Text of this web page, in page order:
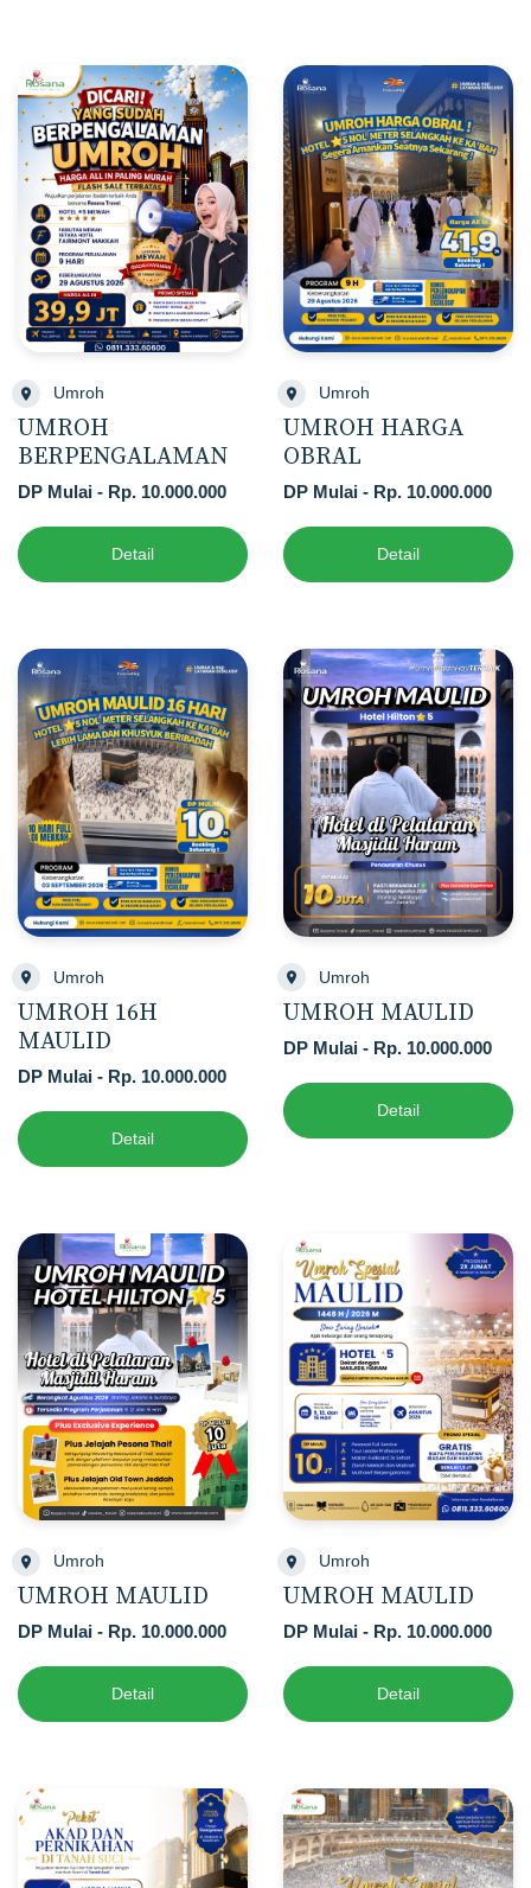
Umroh
UMROH
BERPENGALAMAN
DP Mulai - Rp. 10.000.000
Detail
Umroh
UMROH HARGA
OBRAL
DP Mulai - Rp. 10.000.000
Detail
Umroh
UMROH 16H
MAULID
DP Mulai - Rp. 10.000.000
Detail
Umroh
UMROH MAULID
DP Mulai - Rp. 10.000.000
Detail
Umroh
UMROH MAULID
DP Mulai - Rp. 10.000.000
Detail
Umroh
UMROH MAULID
DP Mulai - Rp. 10.000.000
Detail